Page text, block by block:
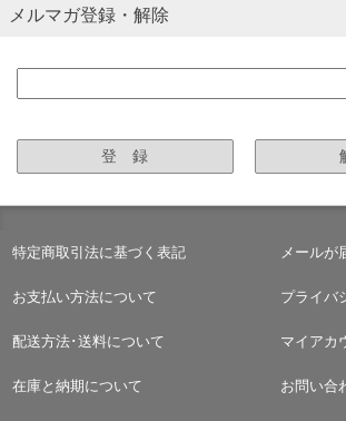
メルマガ登録・解除
特定商取引法に基づく表記 メールが
お支払い方法について プライバ
配送方法･送料について マイアカ
在庫と納期について お問い合